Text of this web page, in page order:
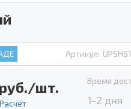
Артикул:
руб./шт. Время
1-2 дня